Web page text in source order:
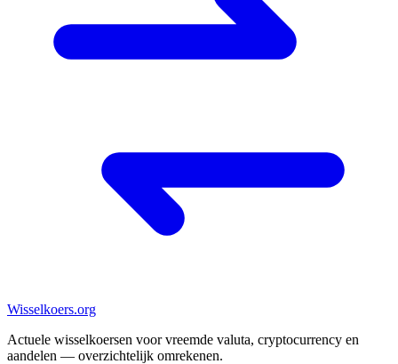
Wisselkoers.org
Actuele wisselkoersen voor vreemde valuta, cryptocurrency en
aandelen — overzichtelijk omrekenen.